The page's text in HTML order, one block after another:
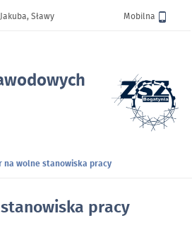
stanowiska pracy
Wersja
Mobilna
Jakuba, Sławy
na wolne stanowiska pracy
pracy